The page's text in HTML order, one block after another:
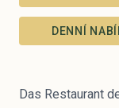
DENNÍ
Das Restaurant